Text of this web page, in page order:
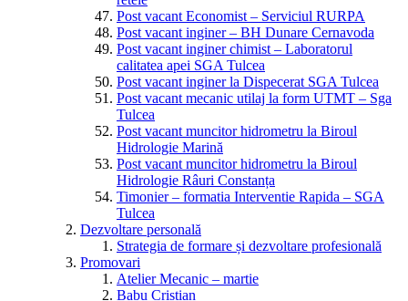
Post vacant Economist – Serviciul RURPA
Post vacant inginer – BH Dunare Cernavoda
Post vacant inginer chimist – Laboratorul
calitatea apei SGA Tulcea
Post vacant inginer la Dispecerat SGA Tulcea
Post vacant mecanic utilaj la form UTMT – Sga
Tulcea
Post vacant muncitor hidrometru la Biroul
Hidrologie Marină
Post vacant muncitor hidrometru la Biroul
Hidrologie Râuri Constanța
Timonier – formatia Interventie Rapida – SGA
Tulcea
Dezvoltare personală
Strategia de formare și dezvoltare profesională
Promovari
Atelier Mecanic – martie
Babu Cristian